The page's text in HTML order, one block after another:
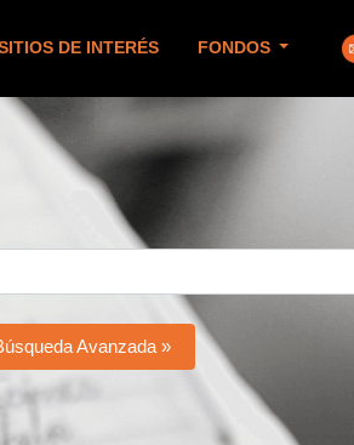
DE INTERÉS FONDOS
Avanzada »